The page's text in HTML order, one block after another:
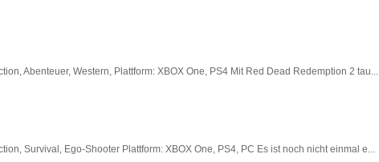
Abenteuer, Western, Plattform: XBOX One, PS4 Mit Red Dead Redemption 2 tau...
Survival, Ego-Shooter Plattform: XBOX One, PS4, PC Es ist noch nicht einmal e...